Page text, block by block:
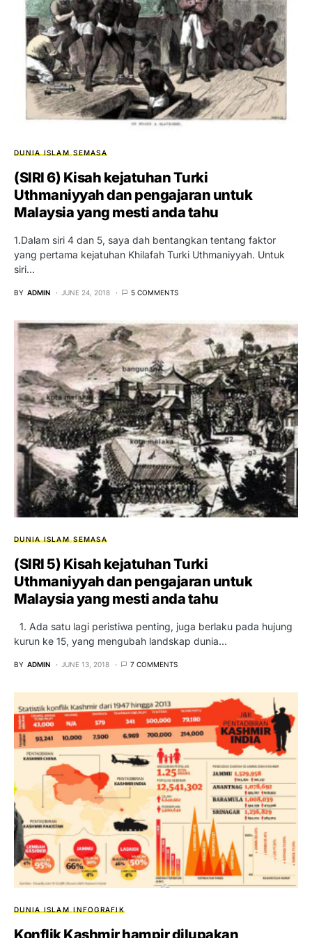
DUNIA ISLAM SEMASA
(SIRI 6) Kisah kejatuhan Turki
Uthmaniyyah dan pengajaran untuk
Malaysia yang mesti anda tahu
1.Dalam siri 4 dan 5, saya dah bentangkan tentang faktor
yang pertama kejatuhan Khilafah Turki Uthmaniyyah. Untuk
siri…
BY ADMIN JUNE 24, 2018 5 COMMENTS
DUNIA ISLAM SEMASA
(SIRI 5) Kisah kejatuhan Turki
Uthmaniyyah dan pengajaran untuk
Malaysia yang mesti anda tahu
1. Ada satu lagi peristiwa penting, juga berlaku pada hujung
kurun ke 15, yang mengubah landskap dunia…
BY ADMIN JUNE 13, 2018 7 COMMENTS
DUNIA ISLAM INFOGRAFIK
Konflik Kashmir hampir dilupakan